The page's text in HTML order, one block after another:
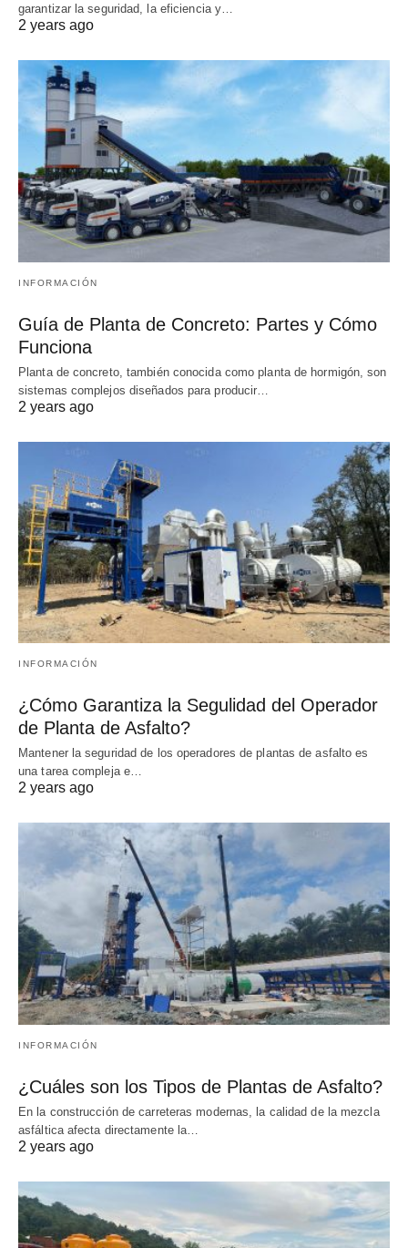
garantizar la seguridad, la eficiencia y…
2 years ago
INFORMACIÓN
Guía de Planta de Concreto: Partes y Cómo
Funciona
Planta de concreto, también conocida como planta de hormigón, son
sistemas complejos diseñados para producir…
2 years ago
INFORMACIÓN
¿Cómo Garantiza la Segulidad del Operador
de Planta de Asfalto?
Mantener la seguridad de los operadores de plantas de asfalto es
una tarea compleja e…
2 years ago
INFORMACIÓN
¿Cuáles son los Tipos de Plantas de Asfalto?
En la construcción de carreteras modernas, la calidad de la mezcla
asfáltica afecta directamente la…
2 years ago